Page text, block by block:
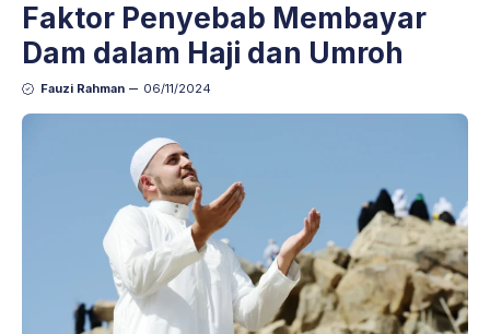
Faktor Penyebab Membayar
Dam dalam Haji dan Umroh
Fauzi Rahman 06/11/2024